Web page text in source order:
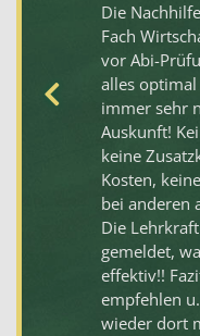
Die
Fach
vor Abi-
alles
immer sehr
Auskunft!
keine
Kosten,
bei anderen
Die
gemeldet,
effektiv!!
empfehlen
wieder dort